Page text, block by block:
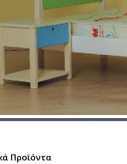
Προϊόντα